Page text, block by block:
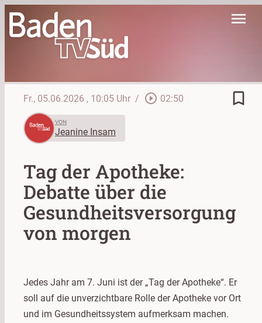
menu
Fr., 05.06.2026 , 10:05 Uhr / play_circle_outline 02:50 bookmark_border
VON
Jeanine Insam
Tag der Apotheke:
Debatte über die
Gesundheitsversorgung
von morgen
Jedes Jahr am 7. Juni ist der „Tag der Apotheke“. Er
soll auf die unverzichtbare Rolle der Apotheke vor Ort
und im Gesundheitssystem aufmerksam machen.